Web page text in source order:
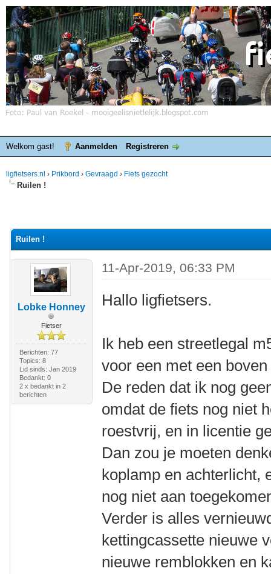
Welkom gast! Aanmelden Registreren
ligfietsers.nl › Prikbord › Gevraagd › Fiets gezocht
Ruilen !
Ruilen !
Lobke Honney
Fietser
Berichten: 77
Topics: 8
Lid sinds: Jan 2019
Bedankt: 0
2 x bedankt in 2
berichten
11-Apr-2019, 06:33 PM
Hallo ligfietsers.
Ik heb een streetlegal
voor een met een
De reden dat ik nog
omdat de fiets nog niet
roestvrij, en in licentie
Dan zou je moeten
koplamp en achterlicht,
nog niet aan
Verder is alles
kettingcassette nieuwe
nieuwe remblokken en